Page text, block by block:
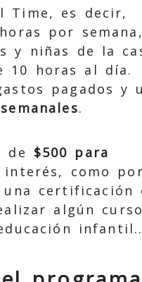
Time, es decir,
por
y niñas de la
10 horas al día.
pagados y
.
de $500 para
como por
certificación
algún curso